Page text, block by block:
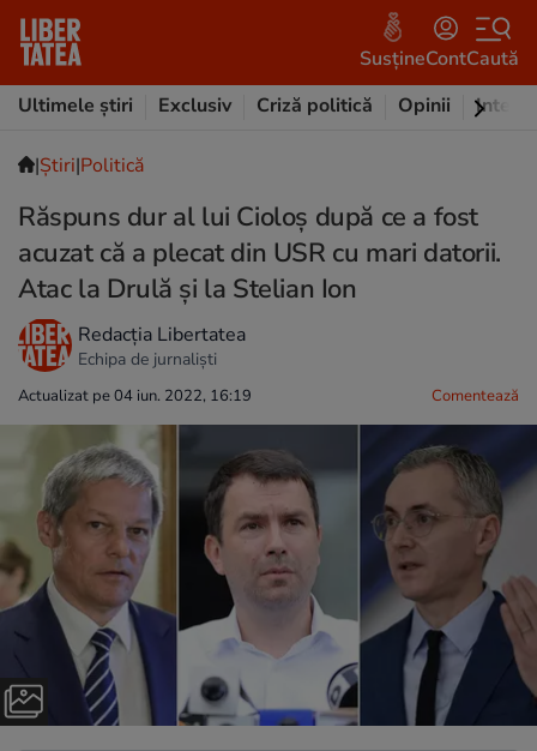
SusțineContCaută
Ultimele știri
Exclusiv Criză politică Opinii
|Ştiri|Politică
Răspuns dur al lui Cioloș după ce a fost
acuzat că a plecat din USR cu mari datorii.
Atac la Drulă și la Stelian Ion
Redacția Libertatea
Echipa de jurnaliști
Actualizat pe 04 iun. 2022, 16:19 Comentează